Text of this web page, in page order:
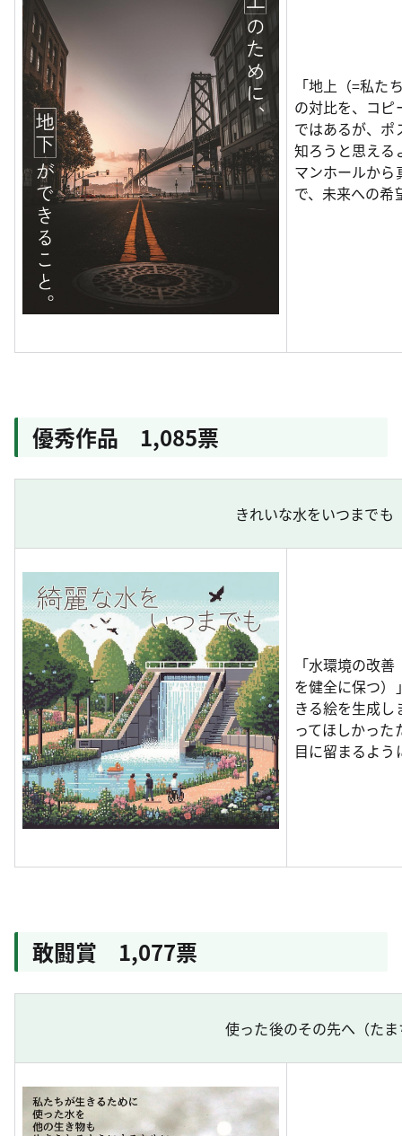
「地上（=私た
の対比を、コピ
ではあるが、ポ
知ろうと思える
マンホールから
で、未来への希
優秀作品 1,085票
きれいな水をいつまでも
「水環境の改
を健全に保つ）
きる絵を生成
ってほしかっ
目に留まるよ
敢闘賞 1,077票
使った後のその先へ（た